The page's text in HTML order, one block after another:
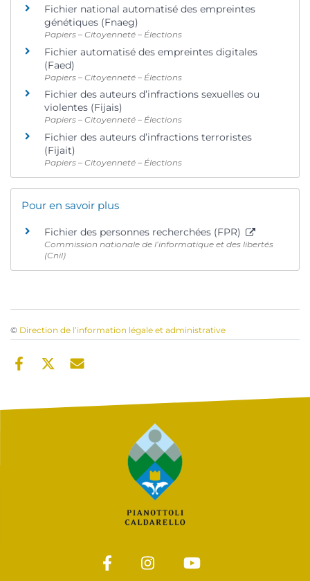
Fichier national automatisé des empreintes
génétiques (Fnaeg)
Papiers – Citoyenneté – Élections
Fichier automatisé des empreintes digitales
(Faed)
Papiers – Citoyenneté – Élections
Fichier des auteurs d’infractions sexuelles ou
violentes (Fijais)
Papiers – Citoyenneté – Élections
Fichier des auteurs d’infractions terroristes
(Fijait)
Papiers – Citoyenneté – Élections
Pour en savoir plus
Fichier des personnes recherchées (FPR)
Commission nationale de l’informatique et des libertés
(Cnil)
© Direction de l’information légale et administrative